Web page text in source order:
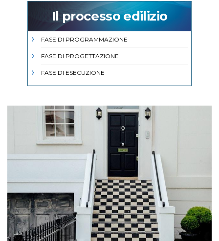
Il processo edilizio
FASE DI PROGRAMMAZIONE
FASE DI PROGETTAZIONE
FASE DI ESECUZIONE